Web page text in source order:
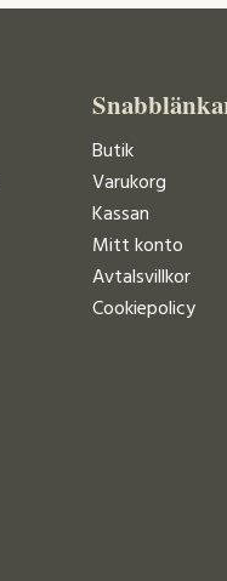
Butik
Varukorg
Kassan
Mitt konto
Avtalsvillkor
Cookiepolicy